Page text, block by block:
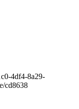
4df4-8a29-
cd8638